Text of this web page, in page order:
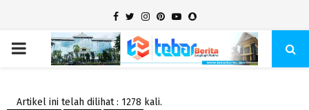
Facebook
TwitterInstagram
Pinterest
YoutubeSnapchat
PRIMARY
Artikel ini telah dilihat : 1278 kali.